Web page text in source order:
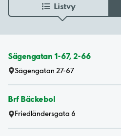
Listvy
Sägengatan 1-67, 2-66
Sägengatan 27-67
Brf Bäckebol
Friedländersgata 6